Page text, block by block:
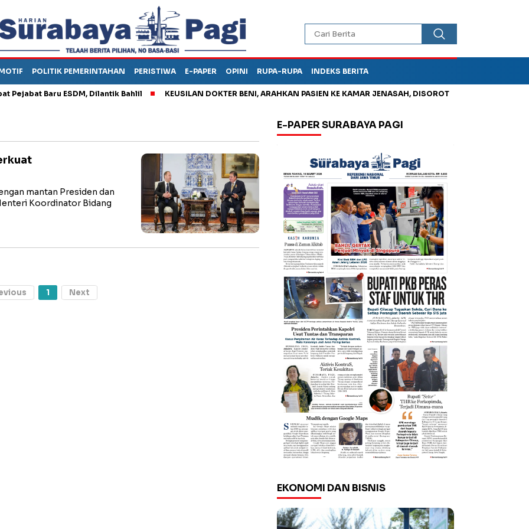
POLITIK PEMERINTAHAN PERISTIWA E-PAPER OPINI RUPA-RUPA INDEKS BERITA
Baru ESDM, Dilantik Bahlil KEUSILAN DOKTER BENI, ARAHKAN PASIEN KE KAMAR JENASAH, DISOROT Kurangi Timbunan
mantan Presiden dan
Koordinator Bidang
1 Next
E-PAPER SURABAYA PAGI
EKONOMI DAN BISNIS